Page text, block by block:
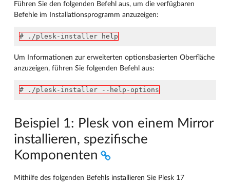
Führen Sie den folgenden Befehl aus, um die verfügbaren
Befehle im Installationsprogramm anzuzeigen:
# ./plesk-installer help
Um Informationen zur erweiterten optionsbasierten Oberfläche
anzuzeigen, führen Sie folgenden Befehl aus:
# ./plesk-installer --help-options
Beispiel 1: Plesk von einem Mirror
installieren, spezifische
Komponenten
Mithilfe des folgenden Befehls installieren Sie Plesk 17